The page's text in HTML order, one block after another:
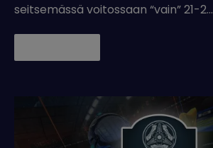
seitsemässä voitossaan “vain” 21-2…